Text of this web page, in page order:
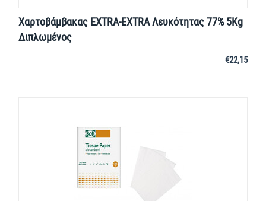
Χαρτοβάμβακας EXTRA-EXTRA Λευκότητας 77% 5Kg
Διπλωμένος
€22,15